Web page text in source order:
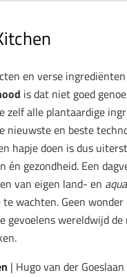
en verse
is dat niet goed
zelf alle plantaardige
nieuwste en beste
hapje doen is dus
én gezondheid. Een
van eigen land- en
wachten. Geen
gevoelens wereldwijd de
| Hugo van der